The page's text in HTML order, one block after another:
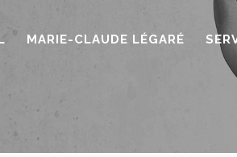
MARIE-CLAUDE LÉGARÉ